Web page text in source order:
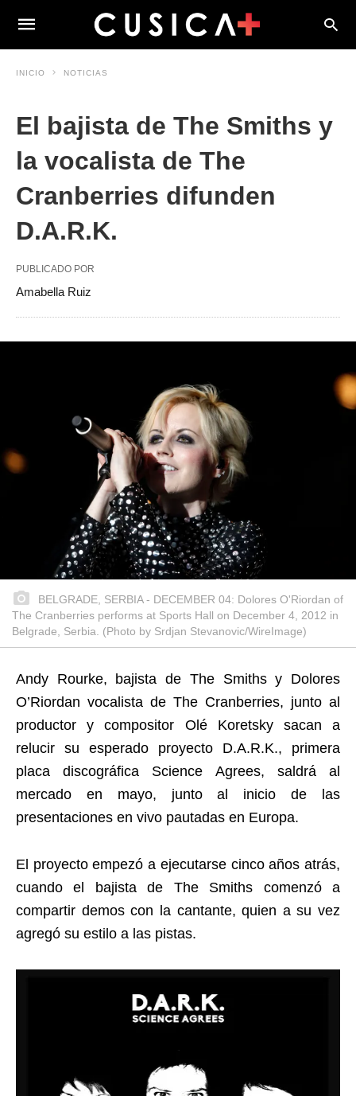
INICIO NOTICIAS
El bajista de The Smiths y
la vocalista de The
Cranberries difunden
D.A.R.K.
PUBLICADO POR
Amabella Ruiz
BELGRADE, SERBIA - DECEMBER 04: Dolores O'Riordan of
The Cranberries performs at Sports Hall on December 4, 2012 in
Belgrade, Serbia. (Photo by Srdjan Stevanovic/WireImage)
Andy Rourke, bajista de The Smiths y Dolores
O’Riordan vocalista de The Cranberries, junto al
productor y compositor Olé Koretsky sacan a
relucir su esperado proyecto D.A.R.K., primera
placa discográfica Science Agrees, saldrá al
mercado en mayo, junto al inicio de las
presentaciones en vivo pautadas en Europa.
El proyecto empezó a ejecutarse cinco años atrás,
cuando el bajista de The Smiths comenzó a
compartir demos con la cantante, quien a su vez
agregó su estilo a las pistas.